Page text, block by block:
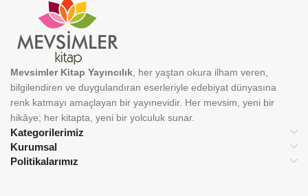
Kategorilerimiz
Kurumsal
Politikalarımız
Mevsimler Kitap Yayıncılık , her yaştan okura ilham veren,
bilgilendiren ve duygulandıran eserleriyle edebiyat dünyasına
renk katmayı amaçlayan bir yayınevidir. Her mevsim, yeni bir
hikâye; her kitapta, yeni bir yolculuk sunar.